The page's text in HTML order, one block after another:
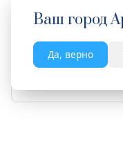
Ваш город
Да, верно
Весь сайт